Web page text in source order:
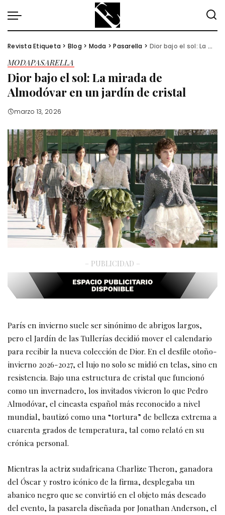
Revista Etiqueta > Blog > Moda >Pasarella > Dior bajo el sol: La mirada de Almodóvar en un jardín de cristal
MODAPASARELLA
Dior bajo el sol: La mirada de
Almodóvar en un jardín de cristal
marzo 13, 2026
– PUBLICIDAD –
París en invierno suele ser sinónimo de abrigos largos,
pero el Jardín de las Tullerías decidió mover el calendario
para recibir la nueva colección de Dior. En el desfile otoño-
invierno 2026-2027, el lujo no solo se midió en telas, sino en
resistencia. Bajo una estructura de cristal que funcionó
como un invernadero, los invitados vivieron lo que Pedro
Almodóvar, el cineasta español más reconocido a nivel
mundial, bautizó como una “tortura” de belleza extrema a
cuarenta grados de temperatura, tal como relató en su
crónica personal.
Mientras la actriz sudafricana Charlize Theron, ganadora
del Óscar y rostro icónico de la firma, desplegaba un
abanico negro que se convirtió en el objeto más deseado
del evento, la pasarela diseñada por Jonathan Anderson, el